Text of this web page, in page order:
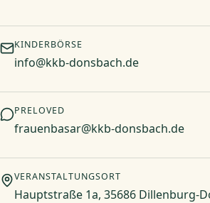
KINDERBÖRSE
info@kkb-donsbach.de
PRELOVED
frauenbasar@kkb-donsbach.de
VERANSTALTUNGSORT
Hauptstraße 1a, 35686 Dillenburg-